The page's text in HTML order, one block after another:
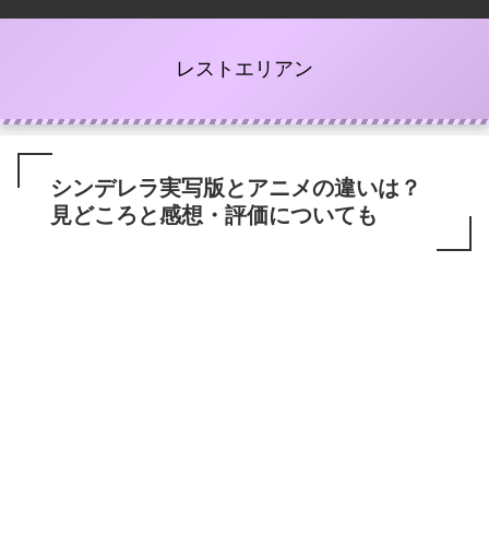
レストエリアン
シンデレラ実写版とアニメの違いは？
見どころと感想・評価についても